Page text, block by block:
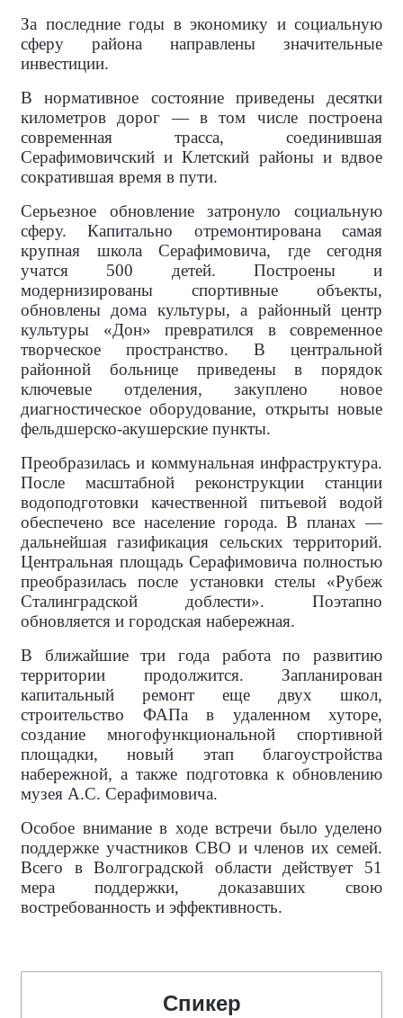
За последние годы в экономику и социальную
сферу района направлены значительные
инвестиции.
В нормативное состояние приведены десятки
километров дорог — в том числе построена
современная трасса, соединившая
Серафимовичский и Клетский районы и вдвое
сократившая время в пути.
Серьезное обновление затронуло социальную
сферу. Капитально отремонтирована самая
крупная школа Серафимовича, где сегодня
учатся 500 детей. Построены и
модернизированы спортивные объекты,
обновлены дома культуры, а районный центр
культуры «Дон» превратился в современное
творческое пространство. В центральной
районной больнице приведены в порядок
ключевые отделения, закуплено новое
диагностическое оборудование, открыты новые
фельдшерско-акушерские пункты.
Преобразилась и коммунальная инфраструктура.
После масштабной реконструкции станции
водоподготовки качественной питьевой водой
обеспечено все население города. В планах —
дальнейшая газификация сельских территорий.
Центральная площадь Серафимовича полностью
преобразилась после установки стелы «Рубеж
Сталинградской доблести». Поэтапно
обновляется и городская набережная.
В ближайшие три года работа по развитию
территории продолжится. Запланирован
капитальный ремонт еще двух школ,
строительство ФАПа в удаленном хуторе,
создание многофункциональной спортивной
площадки, новый этап благоустройства
набережной, а также подготовка к обновлению
музея А.С. Серафимовича.
Особое внимание в ходе встречи было уделено
поддержке участников СВО и членов их семей.
Всего в Волгоградской области действует 51
мера поддержки, доказавших свою
востребованность и эффективность.
Спикер